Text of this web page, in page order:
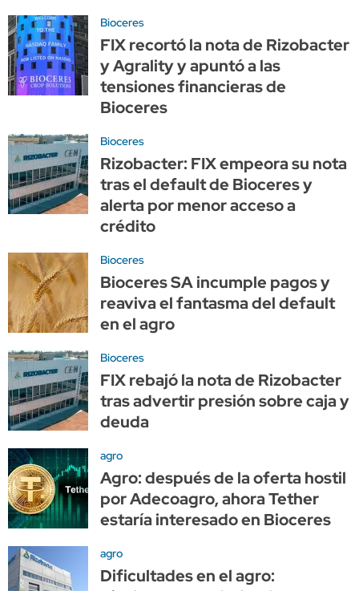
Bioceres
FIX recortó la nota de Rizobacter
y Agrality y apuntó a las
tensiones financieras de
Bioceres
Bioceres
Rizobacter: FIX empeora su nota
tras el default de Bioceres y
alerta por menor acceso a
crédito
Bioceres
Bioceres SA incumple pagos y
reaviva el fantasma del default
en el agro
Bioceres
FIX rebajó la nota de Rizobacter
tras advertir presión sobre caja y
deuda
agro
Agro: después de la oferta hostil
por Adecoagro, ahora Tether
estaría interesado en Bioceres
agro
Dificultades en el agro: